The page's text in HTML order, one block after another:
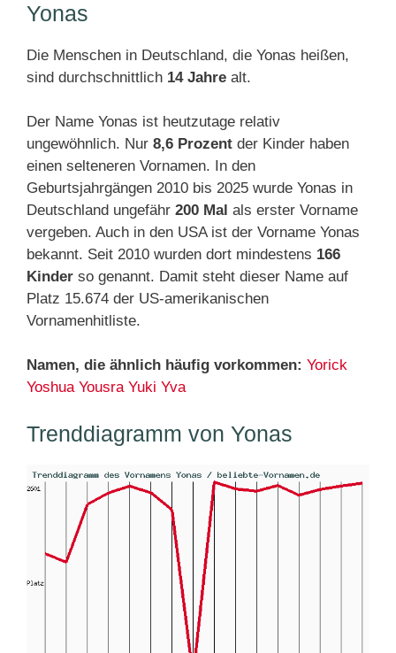
Yonas
Die Menschen in Deutschland, die Yonas heißen,
sind durchschnittlich 14 Jahre alt.
Der Name Yonas ist heutzutage relativ
ungewöhnlich. Nur 8,6 Prozent der Kinder haben
einen selteneren Vornamen. In den
Geburtsjahrgängen 2010 bis 2025 wurde Yonas in
Deutschland ungefähr 200 Mal als erster Vorname
vergeben. Auch in den USA ist der Vorname Yonas
bekannt. Seit 2010 wurden dort mindestens 166
Kinder so genannt. Damit steht dieser Name auf
Platz 15.674 der US-amerikanischen
Vornamenhitliste.
Namen, die ähnlich häufig vorkommen: Yorick
Yoshua Yousra Yuki Yva
Trenddiagramm von Yonas